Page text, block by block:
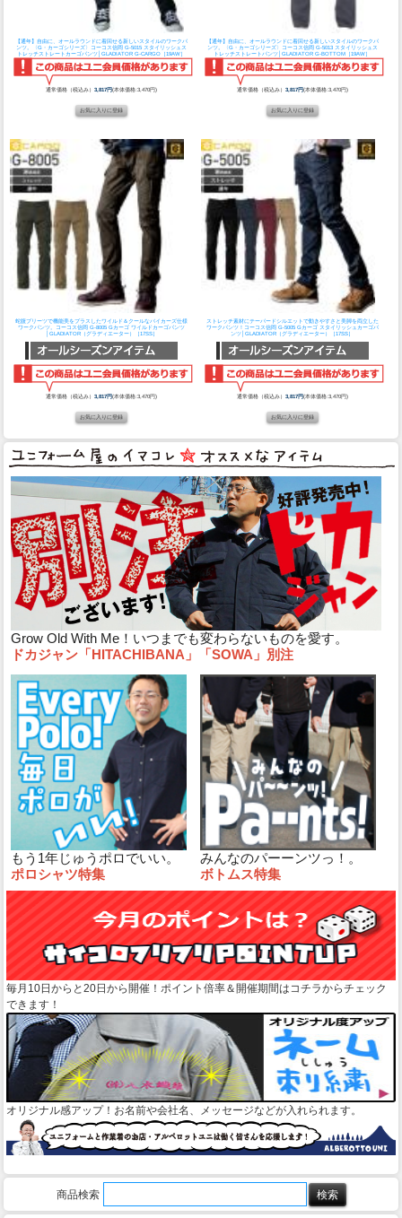
【通年】自由に、オールラウンドに着回せる新しいスタイルのワークパ
ンツ。〈G・カーゴシリーズ〉
コーコス信岡 G-5015 スタイリッシュス
トレッチストレートカーゴパンツ│GLADIATOR G-CARGO［19AW］
通常価格（税込み）3,817円(本体価格:3,470円)
【通年】自由に、オールラウンドに着回せる新しいスタイルのワークパ
ンツ。〈G・カーゴシリーズ〉
コーコス信岡 G-5013 スタイリッシュス
トレッチストレートパンツ│GLADIATOR G-BOTTOM［19AW］
通常価格（税込み） 3,817円(本体価格:3,470円)
蛇腹プリーツで機能美をプラスしたワイルド＆クールなバイカーズ仕様
ワークパンツ。
コーコス信岡 G-8005 Gカーゴ ワイルドカーゴパンツ
│GLADIATOR（グラディエーター）［17SS］
通常価格（税込み）3,817円(本体価格:3,470円)
ストレッチ素材にテーパードシルエットで動きやすさと美脚を両立した
ワークパンツ！ コーコス信岡 G-5005 Gカーゴ スタイリッシュカーゴパ
ンツ│GLADIATOR（グラディエーター）［17SS］
通常価格（税込み） 3,817円(本体価格:3,470円)
Grow Old With Me！いつまでも変わらないものを愛す。
ドカジャン「HITACHIBANA」「SOWA」別注
もう1年じゅうポロでいい。
ポロシャツ特集
みんなのパーーンツっ！。
ボトムス特集
毎月10日からと20日から開催！ポイント倍率＆開催期間はコチラからチェック
できます！
オリジナル感アップ！お名前や会社名、メッセージなどが入れられます。
商品検索